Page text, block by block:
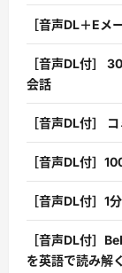
［音声DL＋E
［音声DL付］
会話
［音声DL付］
［音声DL付］
［音声DL付］1
［音声DL付］
を英語で読み解